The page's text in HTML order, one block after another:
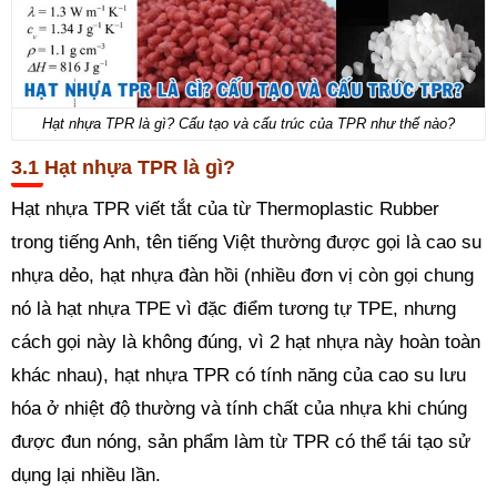
Hạt nhựa TPR là gì? Cấu tạo và cấu trúc của TPR như thế nào?
Hạt nhựa TPR là gì?
Hạt nhựa TPR viết tắt của từ Thermoplastic Rubber
trong tiếng Anh, tên tiếng Việt thường được gọi là cao su
nhựa dẻo, hạt nhựa đàn hồi (nhiều đơn vị còn gọi chung
nó là hạt nhựa TPE vì đặc điểm tương tự TPE, nhưng
cách gọi này là không đúng, vì 2 hạt nhựa này hoàn toàn
khác nhau), hạt nhựa TPR có tính năng của cao su lưu
hóa ở nhiệt độ thường và tính chất của nhựa khi chúng
được đun nóng, sản phẩm làm từ TPR có thể tái tạo sử
dụng lại nhiều lần.